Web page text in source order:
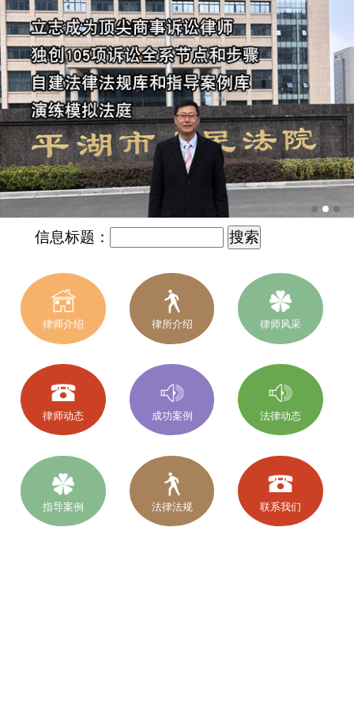
信息标题：
律师介绍 律所介绍 律师风采
律师动态 成功案例 法律动态
指导案例 法律法规 联系我们